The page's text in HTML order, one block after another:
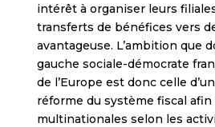
intérêt à organiser leurs
transferts de bénéfices vers
avantageuse. L’ambition que
gauche sociale-démocrate
de l’Europe est donc celle
réforme du système fiscal afin
multinationales selon les